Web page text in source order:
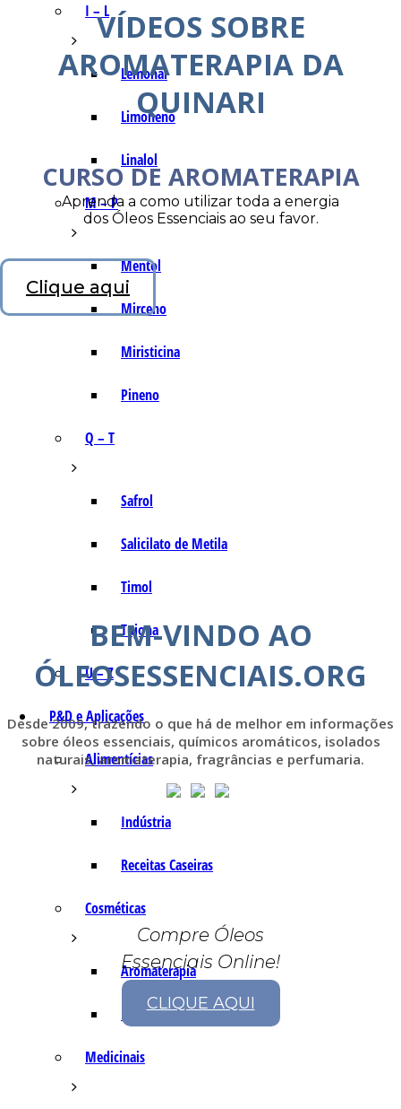
I – L
Lemonal
Limoneno
Linalol
M – P
Mentol
Mirceno
Miristicina
Pineno
Q – T
Safrol
Salicilato de Metila
Timol
Tujona
U – Z
P&D e Aplicações
Alimentícias
Indústria
Receitas Caseiras
Cosméticas
Aromaterapia
Fórmulas Caseiras
Medicinais
VÍDEOS SOBRE
AROMATERAPIA DA
QUINARI
CURSO DE AROMATERAPIA
Aprenda a como utilizar toda a energia
dos Óleos Essenciais ao seu favor.
Clique aqui
BEM-VINDO AO
ÓLEOSESSENCIAIS.ORG
Desde 2009, trazendo o que há de melhor em informações
sobre óleos essenciais, químicos aromáticos, isolados
naturais, aromaterapia, fragrâncias e perfumaria.
Compre Óleos
Essenciais Online!
CLIQUE AQUI